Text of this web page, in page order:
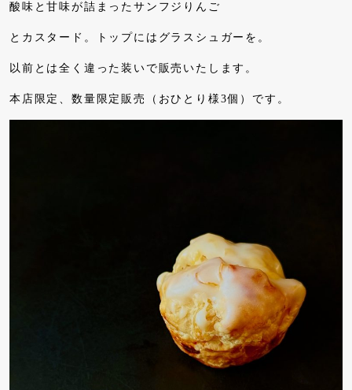
酸味と甘味が詰まったサンフジりんご
とカスタード。トップにはグラスシュガーを。
以前とは全く違った装いで販売いたします。
本店限定、数量限定販売（おひとり様3個）です。